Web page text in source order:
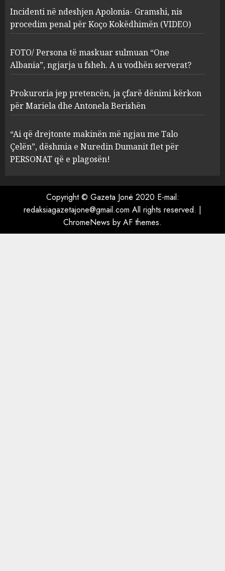
3
FOTO/ Persona të maskuar
sulmuan “One Albania”,
ngjarja u fsheh. A u vodhën
serverat?
MARCH 25, 2025
4
Prokuroria jep pretencën, ja
çfarë dënimi kërkon për
Berishën
MARCH 25, 2025
ngjau me Talo Çelën”,
dëshmia e Nuredin Dumanit
flet për PERSONAT që e
plagosën!
Incidenti në ndeshjen Apolonia- Gramshi, nis
procedim penal për Koço Kokëdhimën (VIDEO)
FOTO/ Persona të maskuar sulmuan “One
Albania”, ngjarja u fsheh. A u vodhën serverat?
Prokuroria jep pretencën, ja çfarë dënimi kërkon
për Mariela dhe Antonela Berishën
“Ai që drejtonte makinën më ngjau me Talo
Çelën”, dëshmia e Nuredin Dumanit flet për
PERSONAT që e plagosën!
Copyright © Gazeta Jonë 2020 E-mail:
redaksiagazetajone@gmail.com All rights reserved. |
ChromeNews by AF themes.